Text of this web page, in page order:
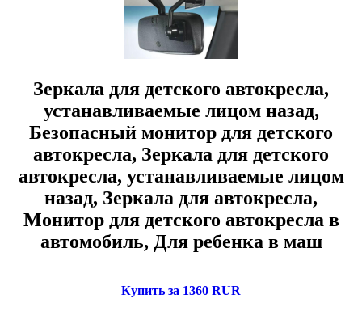
Зеркала для детского автокресла,
устанавливаемые лицом назад,
Безопасный монитор для детского
автокресла, Зеркала для детского
автокресла, устанавливаемые лицом
назад, Зеркала для автокресла,
Монитор для детского автокресла в
автомобиль, Для ребенка в маш
Купить за 1360 RUR